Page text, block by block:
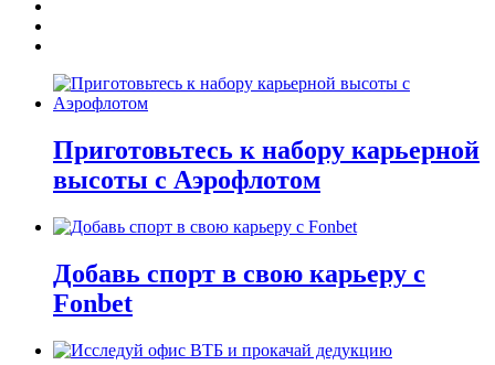
Приготовьтесь к набору карьерной
высоты с Аэрофлотом
Добавь спорт в свою карьеру с
Fonbet